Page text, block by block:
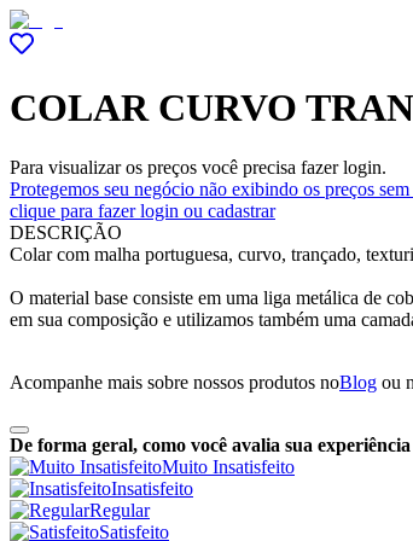
COLAR CURVO
Para visualizar os preços você precisa fazer login.
Protegemos seu negócio não exibindo os preços
clique para fazer login ou cadastrar
DESCRIÇÃO
Colar com malha portuguesa, curvo, trançado,
O material base consiste em uma liga metálica de
em sua composição e utilizamos também uma
Acompanhe mais sobre nossos produtos noBlog ou
De forma geral, como você avalia sua experiência
Muito Insatisfeito
Insatisfeito
Regular
Satisfeito